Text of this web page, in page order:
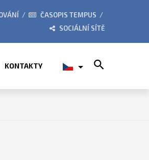
ZE ŽIVOTA ŠKOLY
ČASOPIS TEMPUS
SOCIÁLNÍ SÍTĚ
KONTAKTY